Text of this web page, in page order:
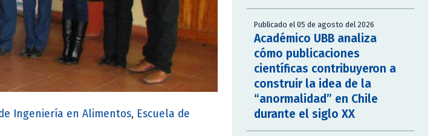
Ingeniería en Alimentos, Escuela de
Publicado el 05 de agosto del 2026
Académico UBB analiza
cómo publicaciones
científicas contribuyeron a
construir la idea de la
“anormalidad” en Chile
durante el siglo XX